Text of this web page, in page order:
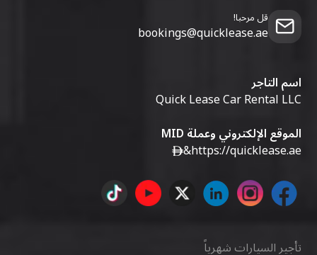
قل مرحبا!
bookings@quicklease.ae
اسم التاجر
Quick Lease Car Rental LLC
الموقع الإلكتروني وعملة MID
https://quicklease.ae
&
تأجير السيارات شهرياً